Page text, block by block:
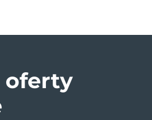
oferty